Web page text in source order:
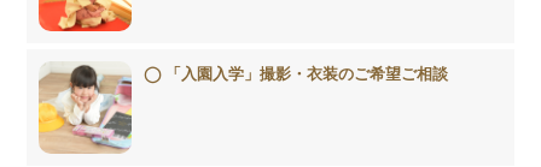
「入園入学」撮影・衣装のご希望ご相談